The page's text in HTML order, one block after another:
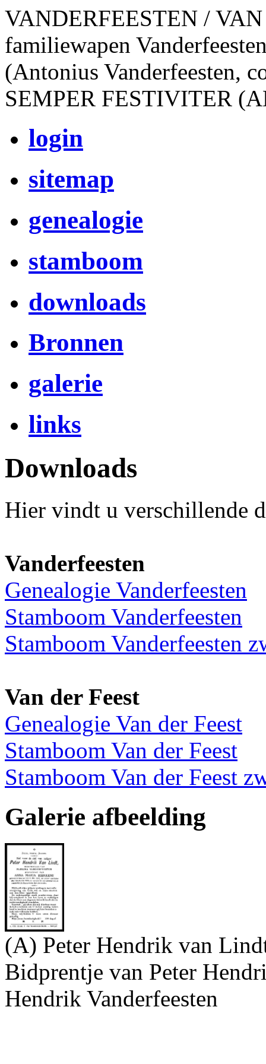
VANDERFEESTEN /
familiewapen
(Antonius Vanderfeesten,
SEMPER FESTIVITER
login
sitemap
genealogie
stamboom
downloads
Bronnen
galerie
links
Downloads
Hier vindt u verschillende
Vanderfeesten
Genealogie Vanderfeesten
Stamboom Vanderfeesten
Stamboom Vanderfeesten
Van der Feest
Genealogie Van der Feest
Stamboom Van der Feest
Stamboom Van der Feest
Galerie afbeelding
(A) Peter Hendrik van
Bidprentje van Peter
Hendrik Vanderfeesten